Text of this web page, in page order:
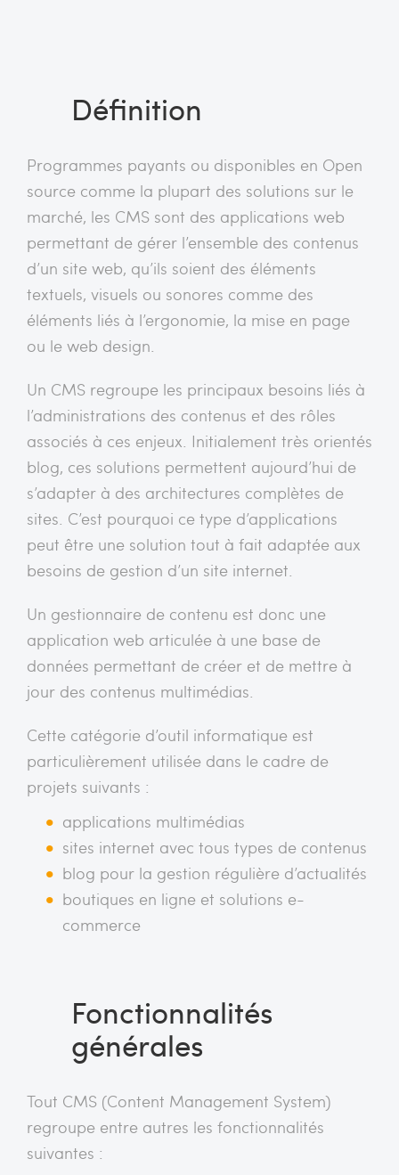
Définition
Programmes payants ou disponibles en Open
source comme la plupart des solutions sur le
marché, les CMS sont des applications web
permettant de gérer l’ensemble des contenus
d’un site web, qu’ils soient des éléments
textuels, visuels ou sonores comme des
éléments liés à l’ergonomie, la mise en page
ou le web design.
Un CMS regroupe les principaux besoins liés à
l’administrations des contenus et des rôles
associés à ces enjeux. Initialement très orientés
blog, ces solutions permettent aujourd’hui de
s’adapter à des architectures complètes de
sites. C’est pourquoi ce type d’applications
peut être une solution tout à fait adaptée aux
besoins de gestion d’un site internet.
Un gestionnaire de contenu est donc une
application web articulée à une base de
données permettant de créer et de mettre à
jour des contenus multimédias.
Cette catégorie d’outil informatique est
particulièrement utilisée dans le cadre de
projets suivants :
applications multimédias
sites internet avec tous types de contenus
blog pour la gestion régulière d’actualités
boutiques en ligne et solutions e-
commerce
Fonctionnalités
générales
Tout CMS (Content Management System)
regroupe entre autres les fonctionnalités
suivantes :